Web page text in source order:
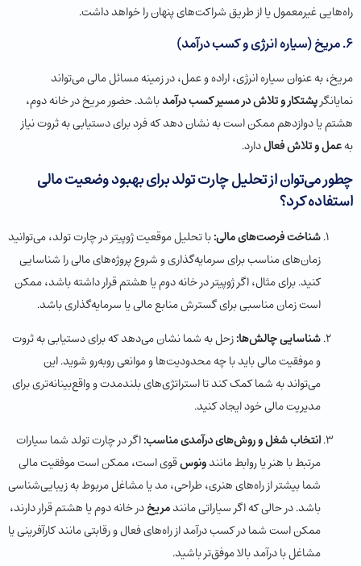
راه‌هایی غیرمعمول یا از طریق شراکت‌های پنهان را خواهد داشت.
6. مریخ (سیاره انرژی و کسب درآمد)
مریخ، به عنوان سیاره انرژی، اراده و عمل، در زمینه مسائل مالی می‌تواند
نمایانگرپشتکار و تلاش در مسیر کسب درآمدباشد. حضور مریخ در خانه دوم،
هشتم یا دوازدهم ممکن است به نشان دهد که فرد برای دستیابی به ثروت نیاز
بهعمل و تلاش فعالدارد.
چطور می‌توان از تحلیل چارت تولد برای بهبود وضعیت مالی
استفاده کرد؟
شناخت فرصت‌های مالی:با تحلیل موقعیت ژوپیتر در چارت تولد، می‌توانید
زمان‌های مناسب برای سرمایه‌گذاری و شروع پروژه‌های مالی را شناسایی
کنید. برای مثال، اگر ژوپیتر در خانه دوم یا هشتم قرار داشته باشد، ممکن
است زمان مناسبی برای گسترش منابع مالی یا سرمایه‌گذاری باشد.
شناسایی چالش‌ها:زحل به شما نشان می‌دهد که برای دستیابی به ثروت
و موفقیت مالی باید با چه محدودیت‌ها و موانعی روبه‌رو شوید. این
می‌تواند به شما کمک کند تا استراتژی‌های بلندمدت و واقع‌بینانه‌تری برای
مدیریت مالی خود ایجاد کنید.
انتخاب شغل و روش‌های درآمدی مناسب:اگر در چارت تولد شما سیارات
مرتبط با هنر یا روابط مانندونوسقوی است، ممکن است موفقیت مالی
شما بیشتر از راه‌های هنری، طراحی، مد یا مشاغل مربوط به زیبایی‌شناسی
باشد. در حالی که اگر سیاراتی مانندمریخدر خانه دوم یا هشتم قرار دارند،
ممکن است شما در کسب درآمد از راه‌های فعال و رقابتی مانند کارآفرینی یا
مشاغل با درآمد بالا موفق‌تر باشید.